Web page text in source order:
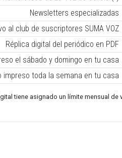
Newsletters especializadas
al club de suscriptores SUMA VOZ
Réplica digital del periódico en PDF
el sábado y domingo en tu casa
impreso toda la semana en tu casa
tiene asignado un límite mensual